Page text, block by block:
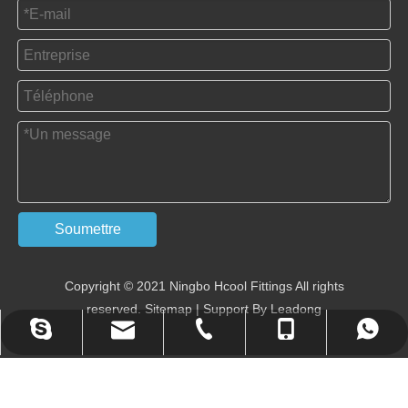
annietan523@hotmail.com
tan@china-hcool.com
+ 86-0574-87356200
+86 - 13586542571
+86 - 13586542571
Soumettre
Copyright © 2021 Ningbo Hcool Fittings All rights
reserved. Sitemap | Support By Leadong